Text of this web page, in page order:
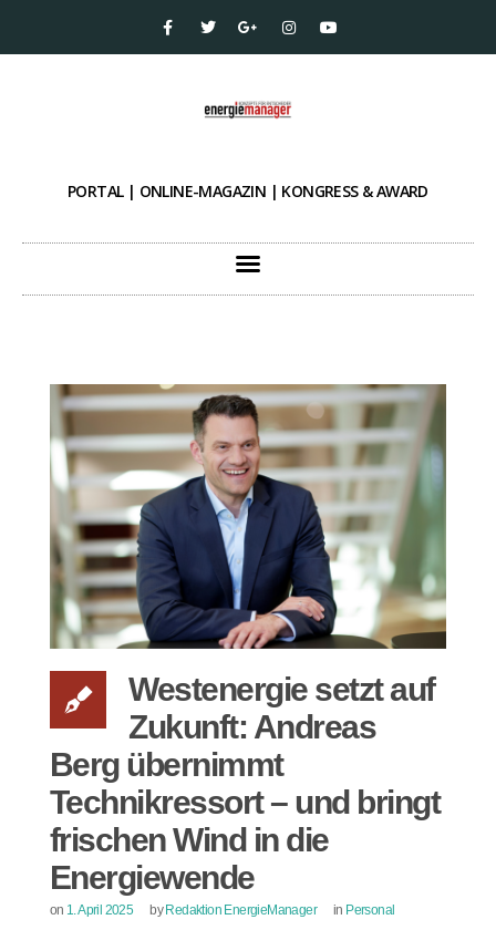
PORTAL | ONLINE-MAGAZIN | KONGRESS & AWARD
Westenergie setzt auf
Zukunft: Andreas
Berg übernimmt
Technikressort – und bringt
frischen Wind in die
Energiewende
on 1. April 2025 by Redaktion EnergieManager in Personal